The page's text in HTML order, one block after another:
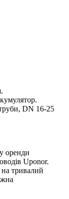
DN 16-25
оренди
Uponor.
тривалий